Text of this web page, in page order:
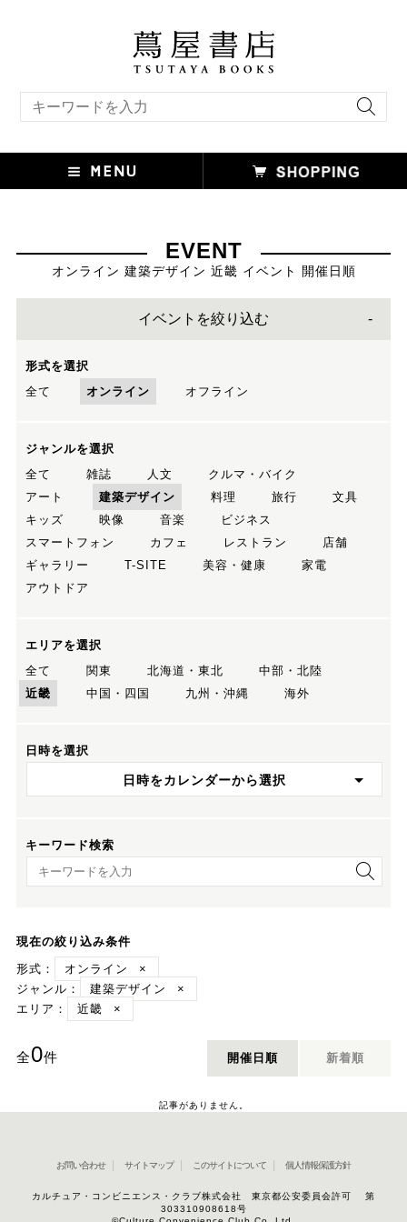
EVENT
オンライン 建築デザイン 近畿 イベント 開催日順
イベントを絞り込む
形式を選択
全て
オンライン オフライン
ジャンルを選択
全て
雑誌 人文
クルマ・バイク
アート
建築デザイン 料理 旅行
文具
キッズ
映像 音楽
ビジネス
スマートフォン
カフェ レストラン
店舗
ギャラリー
T-SITE 美容・健康
家電
アウトドア
エリアを選択
全て
関東 北海道・東北
中部・北陸
近畿
中国・四国 九州・沖縄 海外
日時を選択
日時をカレンダーから選択
キーワード検索
キーワード検索
現在の絞り込み条件
形式：
オンライン
×
ジャンル：
建築デザイン
×
エリア：
近畿 ×
全0件 開催日順 新着順
記事がありません。
お問い合わせ サイトマップ このサイトについて 個人情報保護方針
カルチュア・コンビニエンス・クラブ株式会社 東京都公安委員会許可 第
303310908618号